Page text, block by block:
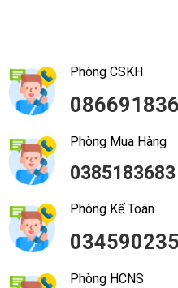
Phòng CSKH
Phòng Mua Hàng
0385183683
Phòng Kế Toán
Phòng HCNS